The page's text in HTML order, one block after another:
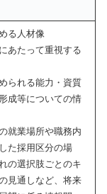
る人材像
あたって重視する
られる能力・資質
成等についての情
就業場所や職務内
た採用区分の場
の選択肢ごとのキ
見通しなど、将来